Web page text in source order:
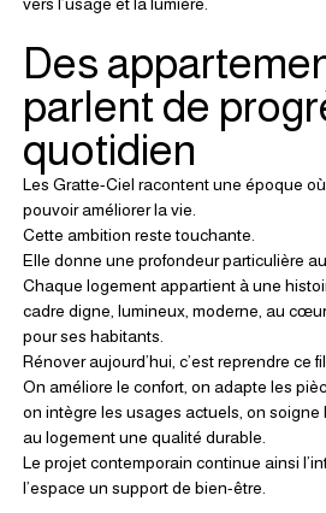
Des
parlent de
quotidien
Les Gratte-Ciel racontent une époque
pouvoir améliorer la vie.
Cette ambition reste touchante.
Elle donne une profondeur particulière
Chaque logement appartient à une
cadre digne, lumineux, moderne, au
pour ses habitants.
Rénover aujourd’hui, c’est reprendre ce fil.
On améliore le confort, on adapte les
on intègre les usages actuels, on soigne
au logement une qualité durable.
Le projet contemporain continue ainsi
l’espace un support de bien-être.